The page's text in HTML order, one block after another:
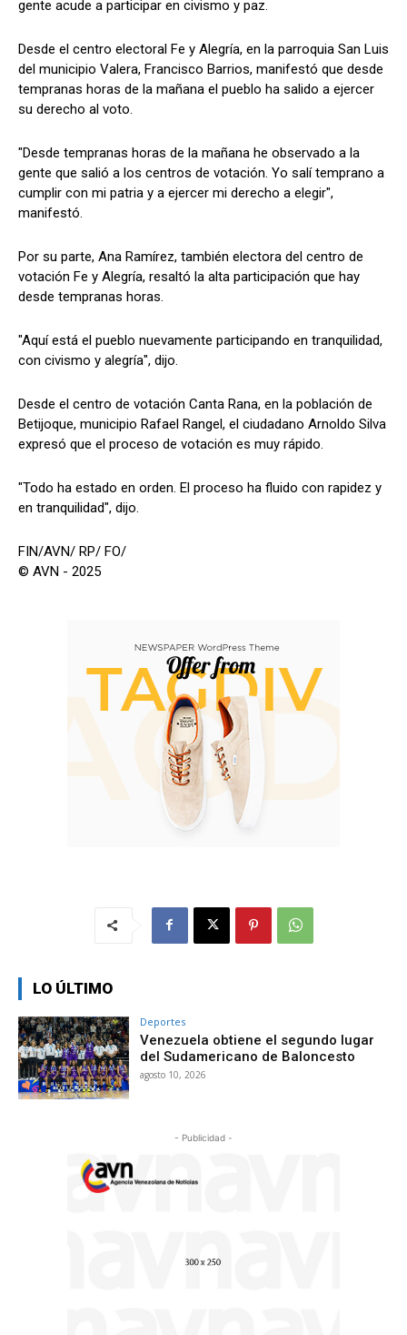
gente acude a participar en civismo y paz.
Desde el centro electoral Fe y Alegría, en la parroquia San Luis
del municipio Valera, Francisco Barrios, manifestó que desde
tempranas horas de la mañana el pueblo ha salido a ejercer
su derecho al voto.
"Desde tempranas horas de la mañana he observado a la
gente que salió a los centros de votación. Yo salí temprano a
cumplir con mi patria y a ejercer mi derecho a elegir",
manifestó.
Por su parte, Ana Ramírez, también electora del centro de
votación Fe y Alegría, resaltó la alta participación que hay
desde tempranas horas.
"Aquí está el pueblo nuevamente participando en tranquilidad,
con civismo y alegría", dijo.
Desde el centro de votación Canta Rana, en la población de
Betijoque, municipio Rafael Rangel, el ciudadano Arnoldo Silva
expresó que el proceso de votación es muy rápido.
"Todo ha estado en orden. El proceso ha fluido con rapidez y
en tranquilidad", dijo.
FIN/AVN/ RP/ FO/
© AVN - 2025
LO ÚLTIMO
Deportes
Venezuela obtiene el segundo lugar
del Sudamericano de Baloncesto
agosto 10, 2026
- Publicidad -